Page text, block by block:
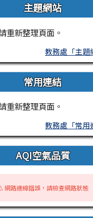
主題網站
重新整理頁面。
教務處「主題
常用連結
重新整理頁面。
教務處「常用
AQI空氣品質
網路連線錯誤，請檢查網路狀態